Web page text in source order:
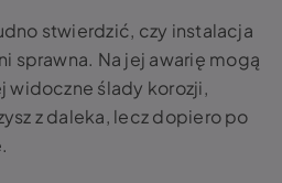
stwierdzić, czy instalacja
sprawna. Na jej awarię mogą
widoczne ślady korozji,
z daleka, lecz dopiero po